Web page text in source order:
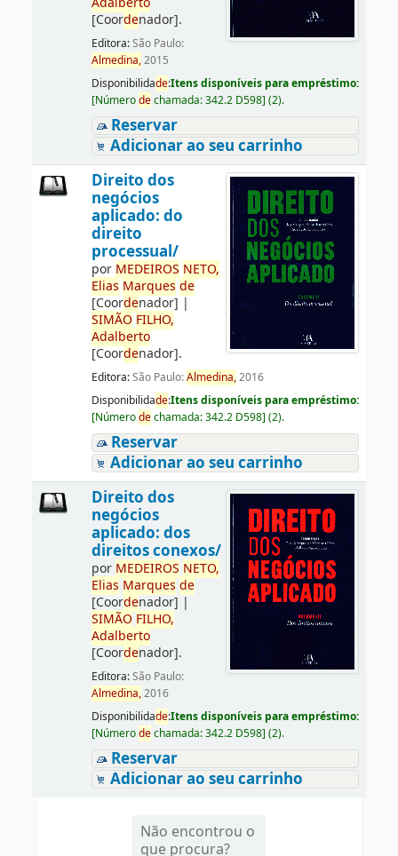
[Coordenador].
Editora:São Paulo:
Almedina,2015
Disponibilidade:Itens disponíveis para empréstimo:
[Númerodechamada:342.2 D598] (2).
Reservar
Adicionar ao seu carrinho
Direito dos
negócios
aplicado: do
direito
processual/
por MEDEIROS NETO,
Elias Marques de
[Coordenador] |
SIMÃO FILHO,
Adalberto
[Coordenador].
Editora:São Paulo:Almedina,2016
Disponibilidade:Itens disponíveis para empréstimo:
[Númerodechamada:342.2 D598] (2).
Reservar
Adicionar ao seu carrinho
Direito dos
negócios
aplicado: dos
direitos conexos/
por MEDEIROS NETO,
Elias Marques de
[Coordenador] |
SIMÃO FILHO,
Adalberto
[Coordenador].
Editora:São Paulo:
Almedina,2016
Disponibilidade:Itens disponíveis para empréstimo:
[Númerodechamada:342.2 D598] (2).
Reservar
Adicionar ao seu carrinho
Não encontrou o
que procura?